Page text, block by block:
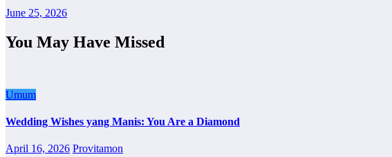
June 25, 2026
You May Have Missed
Umum
Wedding Wishes yang Manis: You Are a Diamond
April 16, 2026 Provitamon